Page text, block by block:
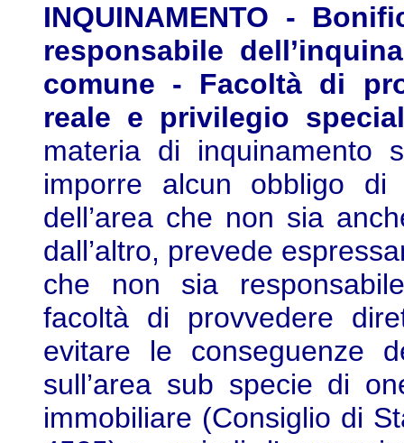
INQUINAMENTO -
responsabile
comune - Facoltà di
reale e privilegio
materia di
imporre alcun obbligo
dell’area che non sia
dall’altro, prevede
che non sia
facoltà di provvedere
evitare le conseguenze
sull’area sub specie di
immobiliare (Consiglio di